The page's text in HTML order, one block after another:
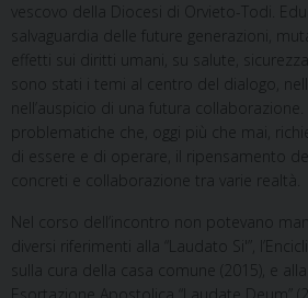
vescovo della Diocesi di Orvieto-Todi.
salvaguardia delle future generazioni,
effetti sui diritti umani, su salute,
sono stati i temi al centro del dialogo,
nell’auspicio di una futura
problematiche che, oggi più che mai,
di essere e di operare, il ripensamento
concreti e collaborazione tra varie realtà.
Nel corso dell’incontro non potevano
diversi riferimenti alla “Laudato Si'”,
sulla cura della casa comune (2015), e